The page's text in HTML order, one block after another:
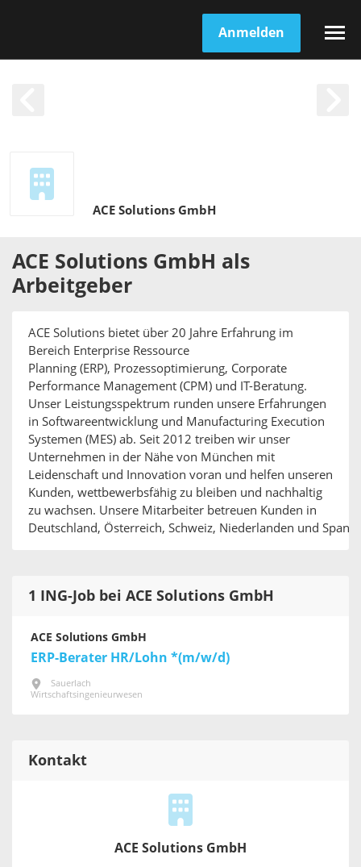
Anmelden
ACE Solutions GmbH
ACE Solutions GmbH als
Arbeitgeber
ACE Solutions bietet über 20 Jahre Erfahrung im
Bereich Enterprise Ressource
Planning (ERP), Prozessoptimierung, Corporate
Performance Management (CPM) und IT-Beratung.
Unser Leistungsspektrum runden unsere Erfahrungen
in Softwareentwicklung und Manufacturing Execution
Systemen (MES) ab. Seit 2012 treiben wir unser
Unternehmen in der Nähe von München mit
Leidenschaft und Innovation voran und helfen unseren
Kunden, wettbewerbsfähig zu bleiben und nachhaltig
zu wachsen. Unsere Mitarbeiter betreuen Kunden in
Deutschland, Österreich, Schweiz, Niederlanden und
1 ING-Job bei ACE Solutions GmbH
ACE Solutions GmbH
ERP-Berater HR/Lohn *(m/w/d)
Sauerlach
Wirtschaftsingenieurwesen
Kontakt
ACE Solutions GmbH